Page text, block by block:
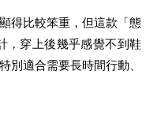
得比較笨重，但這款「態
，穿上後幾乎感覺不到鞋
別適合需要長時間行動、